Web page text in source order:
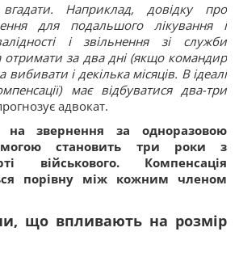
Наприклад, довідку про
для подальшого лікування і
і звільнення зі служби
за два дні (якщо командир
і декілька місяців. В ідеалі
має відбуватися два-три
адвокат.
на звернення за одноразовою
становить три роки з
військового. Компенсація
порівну між кожним членом
що впливають на розмір